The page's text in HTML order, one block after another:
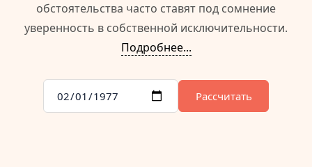
обстоятельства часто ставят под сомнение
уверенность в собственной исключительности.
Подробнее...
Рассчитать